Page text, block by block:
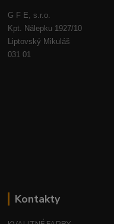
G F E, s.r.o.
Kpt. Nálepku 1927/10
Liptovský Mikuláš
031 01
Kontakty